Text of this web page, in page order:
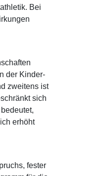
Bei
der Kinder-
zweitens ist
sich
erhöht
fester